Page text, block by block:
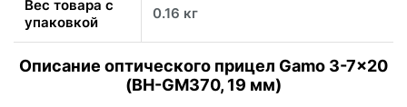
Вес товара с
упаковкой
0.16 кг
Описание оптического прицел Gamo 3-7x20
(BH-GM370, 19 мм)